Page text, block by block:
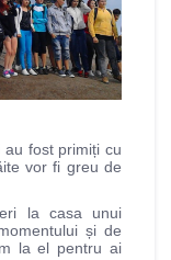
fost primiți cu
vor fi greu de
la casa unui
și de
la el pentru ai